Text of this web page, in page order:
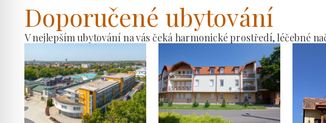
Doporučené ubytování
V nejlepším ubytování na vás čeká harmonické prostředí, léčebné